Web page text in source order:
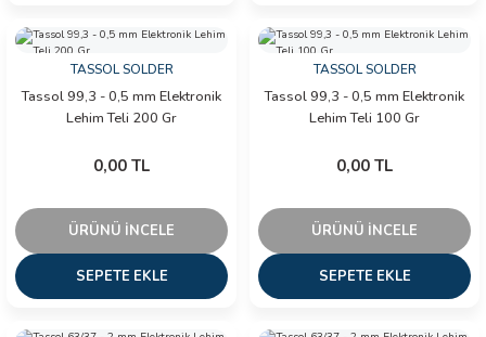
TASSOL SOLDER
Tassol 99,3 - 0,5 mm Elektronik
Lehim Teli 200 Gr
0,00 TL
ÜRÜNÜ İNCELE
SEPETE EKLE
TASSOL SOLDER
Tassol 99,3 - 0,5 mm Elektronik
Lehim Teli 100 Gr
0,00 TL
ÜRÜNÜ İNCELE
SEPETE EKLE